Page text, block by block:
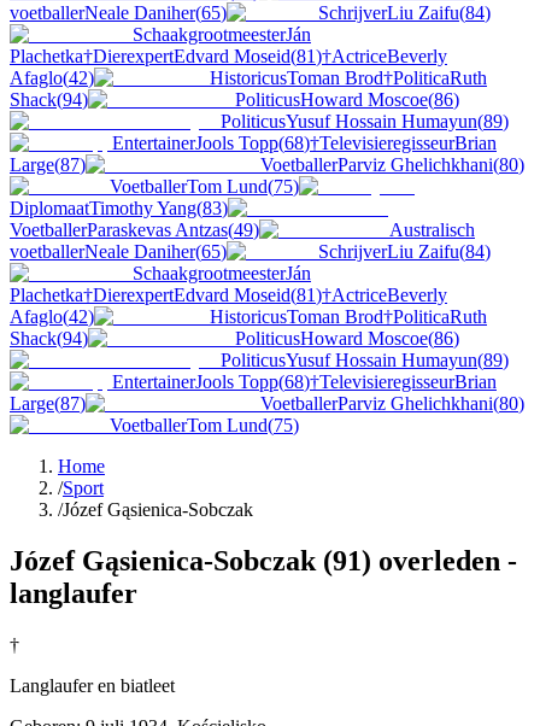
voetballerNeale Daniher(65) SchrijverLiu Zaifu(84)
SchaakgrootmeesterJán
Plachetka†DierexpertEdvard Moseid(81)†ActriceBeverly
Afaglo(42) HistoricusToman Brod†PoliticaRuth
Shack(94) PoliticusHoward Moscoe(86)
PoliticusYusuf Hossain Humayun(89)
EntertainerJools Topp(68)†TelevisieregisseurBrian
Large(87) VoetballerParviz Ghelichkhani(80)
VoetballerTom Lund(75)
DiplomaatTimothy Yang(83)
VoetballerParaskevas Antzas(49)
Australisch
voetballerNeale Daniher(65) SchrijverLiu Zaifu(84)
SchaakgrootmeesterJán
Plachetka†DierexpertEdvard Moseid(81)†ActriceBeverly
Afaglo(42) HistoricusToman Brod†PoliticaRuth
Shack(94) PoliticusHoward Moscoe(86)
PoliticusYusuf Hossain Humayun(89)
EntertainerJools Topp(68)†TelevisieregisseurBrian
Large(87) VoetballerParviz Ghelichkhani(80)
VoetballerTom Lund(75)
Home
/Sport
/Józef Gąsienica-Sobczak
Józef Gąsienica-Sobczak (91) overleden -
langlaufer
†
Langlaufer en biatleet